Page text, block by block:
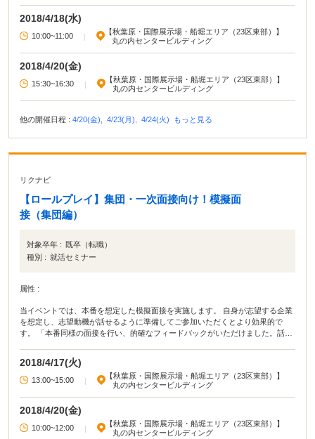
2018/4/18(水)
10:00~11:00 |
【秋葉原・国際展示場・船堀エリア（23区東部）】
丸の内センタービルディング
2018/4/20(金)
15:30~16:30 |
【秋葉原・国際展示場・船堀エリア（23区東部）】
丸の内センタービルディング
他の開催日程 : 4/20(金), 4/23(月), 4/24(火) もっと見る
リクナビ
【ロールプレイ】集団・一次面接向け！模擬面
接（集団編）
対象卒年 : 既卒（転職）
種別 : 就活セミナー
属性 :
当イベントでは、本番を想定した模擬面接を実施します。 自身が志望する企業
を想定し、志望動機が話せるように準備してご参加いただくとより効果的で
す。 「本番同様の面接を行い、的確なフィードバックがいただけました。話し
2018/4/17(火)
13:00~15:00 |
【秋葉原・国際展示場・船堀エリア（23区東部）】
丸の内センタービルディング
2018/4/20(金)
10:00~12:00 |
【秋葉原・国際展示場・船堀エリア（23区東部）】
丸の内センタービルディング